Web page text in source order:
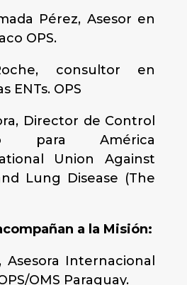
Pérez, Asesor en
OPS.
consultor en
ENTs. OPS
Director de Control
para América
Union Against
Lung Disease (The
a la Misión:
Asesora Internacional
OMS Paraguay.